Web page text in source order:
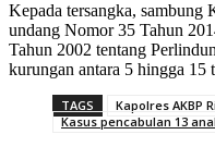
Kepada tersangka, sambung
undang Nomor 35 Tahun
Tahun 2002 tentang
kurungan antara 5 hingga
TAGS
Kapolres AKBP
Kasus pencabulan 13